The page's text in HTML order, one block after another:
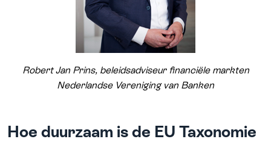
Robert Jan Prins, beleidsadviseur financiële markten
Nederlandse Vereniging van Banken
Hoe duurzaam is de EU Taxonomie